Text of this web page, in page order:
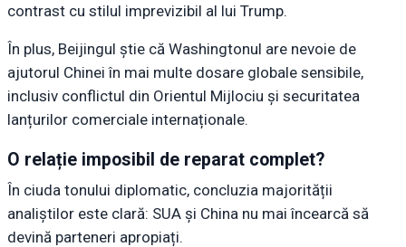
contrast cu stilul imprevizibil al lui Trump.
În plus, Beijingul știe că Washingtonul are nevoie de
ajutorul Chinei în mai multe dosare globale sensibile,
inclusiv conflictul din Orientul Mijlociu și securitatea
lanțurilor comerciale internaționale.
O relație imposibil de reparat complet?
În ciuda tonului diplomatic, concluzia majorității
analiștilor este clară: SUA și China nu mai încearcă să
devină parteneri apropiați.